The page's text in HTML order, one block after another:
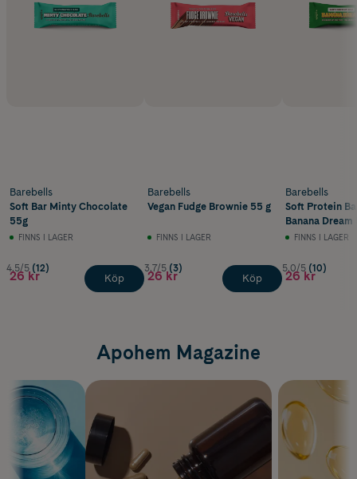
Barebells
Soft Bar Minty Chocolate
55g
FINNS I LAGER
4.5/5 (12)
26 kr Köp
Barebells
Vegan Fudge Brownie 55 g
FINNS I LAGER
3.7/5 (3)
26 kr Köp
Barebells
Soft Protein
Banana Dream
FINNS I LAGER
5.0/5 (10)
26 kr
Apohem Magazine